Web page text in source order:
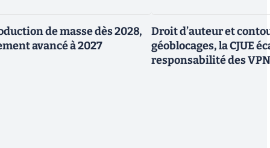
de masse dès 2028,
avancé à 2027
Droit d’auteur et
géoblocages, la CJUE
responsabilité des VPN